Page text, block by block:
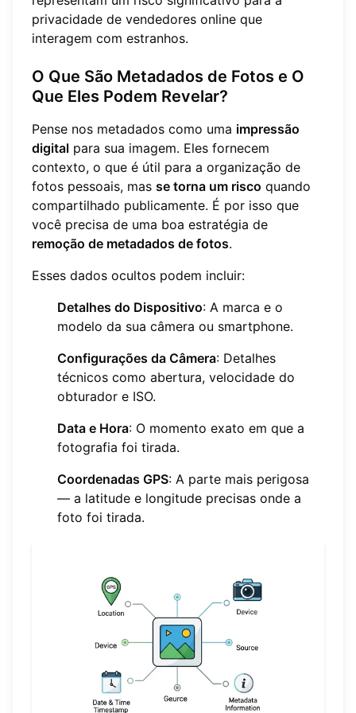
privacidade de vendedores online que
interagem com estranhos.
O Que São Metadados de Fotos e O
Que Eles Podem Revelar?
Pense nos metadados como uma impressão
digital para sua imagem. Eles fornecem
contexto, o que é útil para a organização de
fotos pessoais, mas se torna um risco quando
compartilhado publicamente. É por isso que
você precisa de uma boa estratégia de
remoção de metadados de fotos.
Esses dados ocultos podem incluir:
Detalhes do Dispositivo: A marca e o
modelo da sua câmera ou smartphone.
Configurações da Câmera: Detalhes
técnicos como abertura, velocidade do
obturador e ISO.
Data e Hora: O momento exato em que a
fotografia foi tirada.
Coordenadas GPS: A parte mais perigosa
— a latitude e longitude precisas onde a
foto foi tirada.